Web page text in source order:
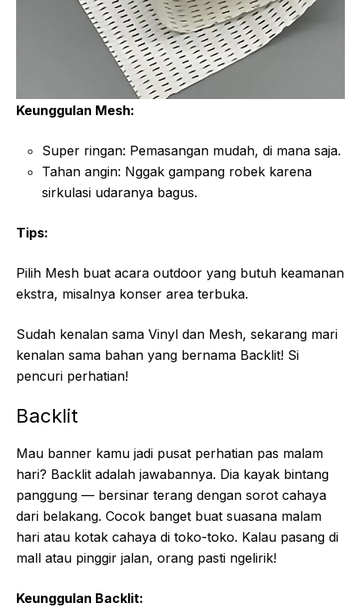
Keunggulan Mesh:
Super ringan: Pemasangan mudah, di mana saja.
Tahan angin: Nggak gampang robek karena
sirkulasi udaranya bagus.
Tips:
Pilih Mesh buat acara outdoor yang butuh keamanan
ekstra, misalnya konser area terbuka.
Sudah kenalan sama Vinyl dan Mesh, sekarang mari
kenalan sama bahan yang bernama Backlit! Si
pencuri perhatian!
Backlit
Mau banner kamu jadi pusat perhatian pas malam
hari? Backlit adalah jawabannya. Dia kayak bintang
panggung — bersinar terang dengan sorot cahaya
dari belakang. Cocok banget buat suasana malam
hari atau kotak cahaya di toko-toko. Kalau pasang di
mall atau pinggir jalan, orang pasti ngelirik!
Keunggulan Backlit: